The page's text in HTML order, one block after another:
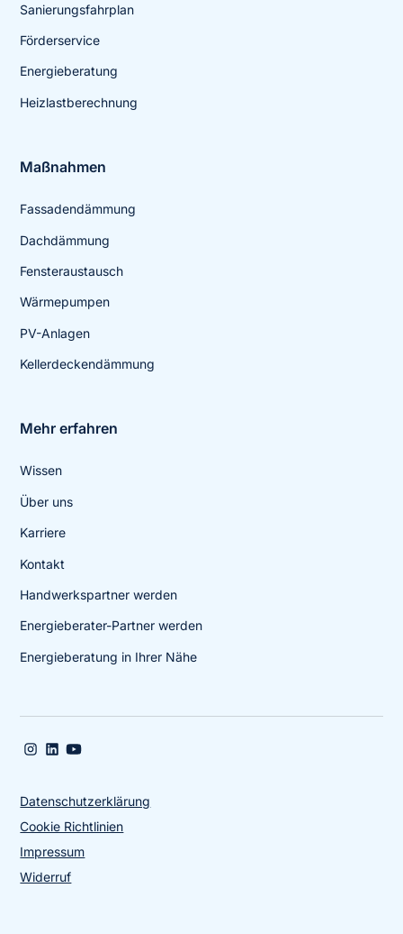
Sanierungsfahrplan
Förderservice
Energieberatung
Heizlastberechnung
Maßnahmen
Fassadendämmung
Dachdämmung
Fensteraustausch
Wärmepumpen
PV-Anlagen
Kellerdeckendämmung
Mehr erfahren
Wissen
Über uns
Karriere
Kontakt
Handwerkspartner werden
Energieberater-Partner werden
Energieberatung in Ihrer Nähe
Datenschutzerklärung
Cookie Richtlinien
Impressum
Widerruf